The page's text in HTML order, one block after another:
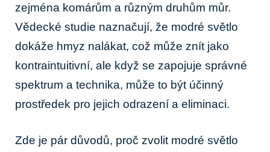
zejména komárům a různým druhům můr.
Vědecké studie naznačují, že modré světlo
dokáže hmyz nalákat, což může znít jako
kontraintuitivní, ale když se zapojuje správné
spektrum a technika, může to být účinný
prostředek pro jejich odrazení a eliminaci.
Zde je pár důvodů, proč zvolit modré světlo